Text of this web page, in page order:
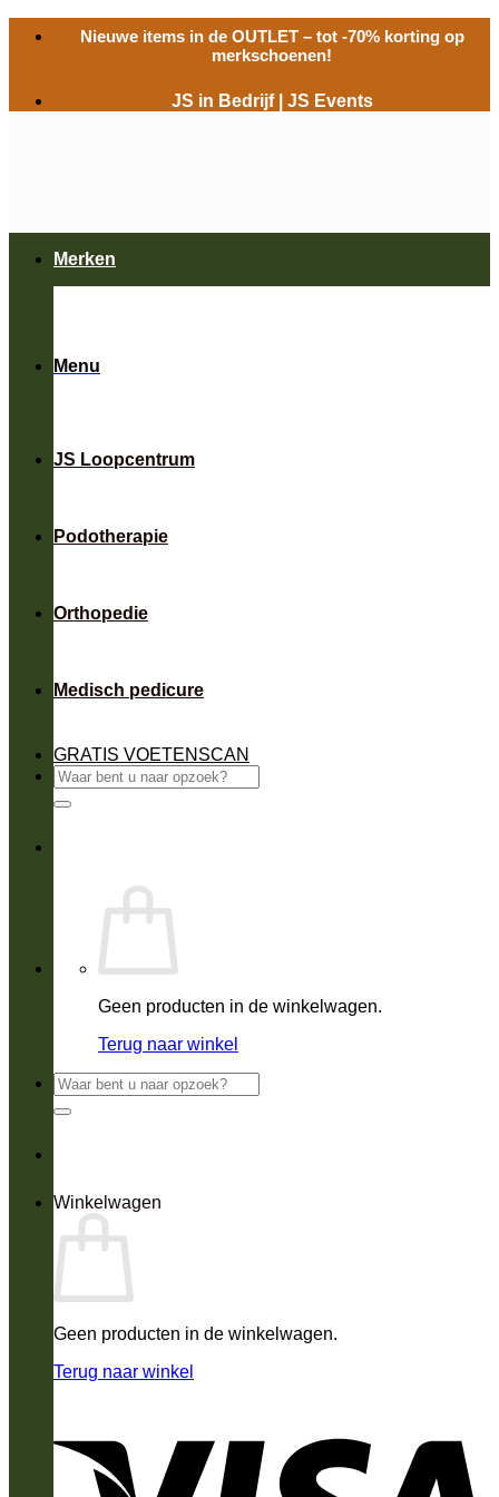
naar
Nieuwe items in de OUTLET– tot -70% korting op
merkschoenen!
JS in Bedrijf JS Events
Menu
JS Loopcentrum
Podotherapie
Orthopedie
Medisch pedicure
GRATIS VOETENSCAN
Zoeken
naar:
Geen producten in de winkelwagen.
Terug naar winkel
Zoeken
naar:
Winkelwagen
Geen producten in de winkelwagen.
Terug naar winkel
Merken